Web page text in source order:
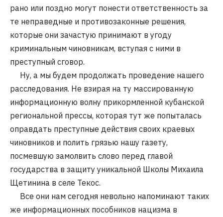
рано или поздно могут понести ответственность за
те неправедные и противозаконные решения,
которые они зачастую принимают в угоду
криминальным чиновникам, вступая с ними в
преступный сговор.
Ну, а мы будем продолжать проведение нашего
расследования. Не взирая на ту массированную
информационную волну прикормленной кубанской
региональной прессы, которая тут же попыталась
оправдать преступные действия своих краевых
чиновников и полить грязью нашу газету,
посмевшую замолвить слово перед главой
государства в защиту уникальной Школы Михаила
Щетинина в селе Текос.
Все они нам сегодня невольно напоминают таких
же информационных пособников нацизма в